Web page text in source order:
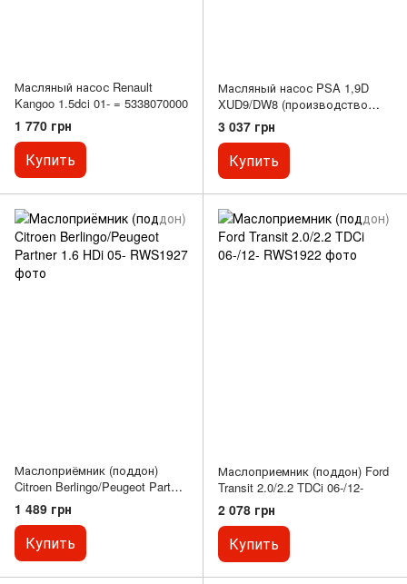
Масляный насос Renault
Kangoo 1.5dci 01- = 5338070000
1 770 грн
Купить
Масляный насос PSA 1,9D
XUD9/DW8 (производство
PIERBURG)
3 037 грн
Купить
Маслоприёмник (поддон)
Citroen Berlingo/Peugeot Partner
1.6 HDi 05-
1 489 грн
Купить
Маслоприемник (поддон) Ford
Transit 2.0/2.2 TDCi 06-/12-
2 078 грн
Купить